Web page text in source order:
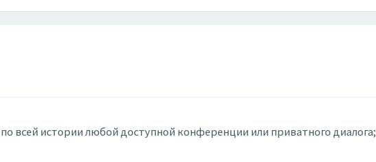
всей истории любой доступной конференции или приватного диалога;